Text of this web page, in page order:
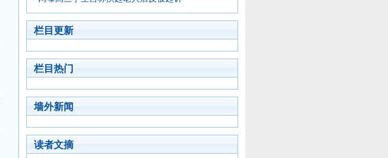
栏目更新
栏目热门
墙外新闻
读者文摘